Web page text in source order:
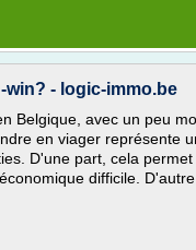
- logic-immo.be
Belgique, avec un peu
en viager représente
D'une part, cela
difficile.